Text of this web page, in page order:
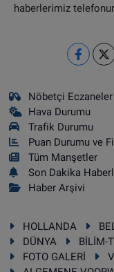
haberlerimiz
Nöbetçi Eczaneler
Hava Durumu
Trafik Durumu
Puan Durumu ve
Tüm Manşetler
Son Dakika
Haber Arşivi
HOLLANDA
DÜNYA
BİLİM-
FOTO GALERİ